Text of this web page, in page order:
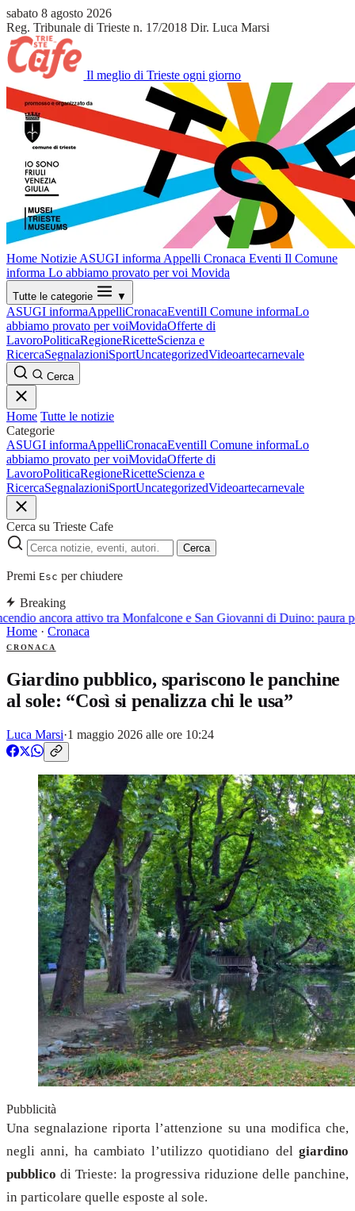
sabato 8 agosto 2026
Reg. Tribunale di Trieste n. 17/2018 Dir. Luca Marsi
Il meglio di Trieste ogni giorno
Home Notizie ASUGI informa Appelli Cronaca Eventi Il Comune
informa Lo abbiamo provato per voi Movida
Tutte le categorie ▼
ASUGI informaAppelliCronacaEventiIl Comune informaLo
abbiamo provato per voiMovidaOfferte di
LavoroPoliticaRegioneRicetteScienza e
RicercaSegnalazioniSportUncategorizedVideoartecarnevale
Cerca
Home Tutte le notizie
Categorie
ASUGI informaAppelliCronacaEventiIl Comune informaLo
abbiamo provato per voiMovidaOfferte di
LavoroPoliticaRegioneRicetteScienza e
RicercaSegnalazioniSportUncategorizedVideoartecarnevale
Cerca su Trieste Cafe
Cerca
Premi Esc per chiudere
Breaking
ancora attivo tra Monfalcone e San Giovanni di Duino: paura
Home · Cronaca
CRONACA
Giardino pubblico, spariscono le panchine
al sole: “Così si penalizza chi le usa”
Luca Marsi·1 maggio 2026 alle ore 10:24
Pubblicità
Una segnalazione riporta l’attenzione su una modifica che,
negli anni, ha cambiato l’utilizzo quotidiano del giardino
pubblico di Trieste: la progressiva riduzione delle panchine,
in particolare quelle esposte al sole.